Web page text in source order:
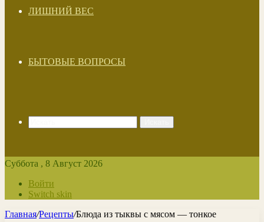
ЛИШНИЙ ВЕС
БЫТОВЫЕ ВОПРОСЫ
Суббота , 8 Август 2026
Войти
Switch skin
Главная/Рецепты/Блюда из тыквы с мясом — тонкое